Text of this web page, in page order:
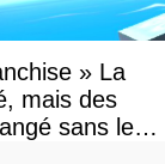
» La
mais des
sans le